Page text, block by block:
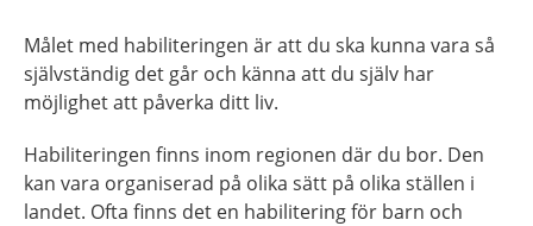
Målet med habiliteringen är att du ska kunna vara så
självständig det går och känna att du själv har
möjlighet att påverka ditt liv.
Habiliteringen finns inom regionen där du bor. Den
kan vara organiserad på olika sätt på olika ställen i
landet. Ofta finns det en habilitering för barn och